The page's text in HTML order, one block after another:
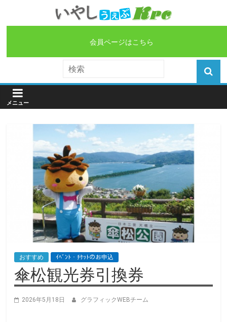
会員ページはこちら
おすすめ ｲﾍﾞﾝﾄ・ﾁｹｯﾄのお申込
傘松観光券引換券
2026年5月18日 グラフィックWEBチーム